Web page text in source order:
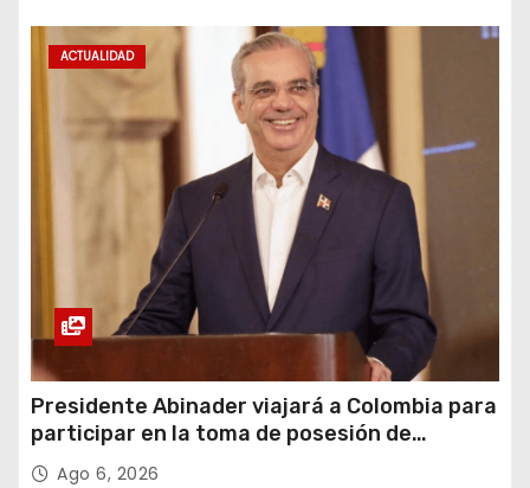
ACTUALIDAD
Presidente Abinader viajará a Colombia para
participar en la toma de posesión de
Abelardo de la Espriella
Ago 6, 2026